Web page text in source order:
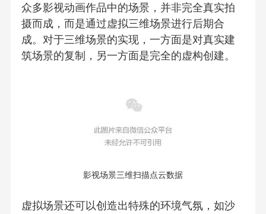
众多影视动画作品中的场景，并非完全真实拍
摄而成，而是通过虚拟三维场景进行后期合
成。对于三维场景的实现，一方面是对真实建
筑场景的复制，另一方面是完全的虚构创建。
影视场景三维扫描点云数据
虚拟场景还可以创造出特殊的环境气氛，如沙